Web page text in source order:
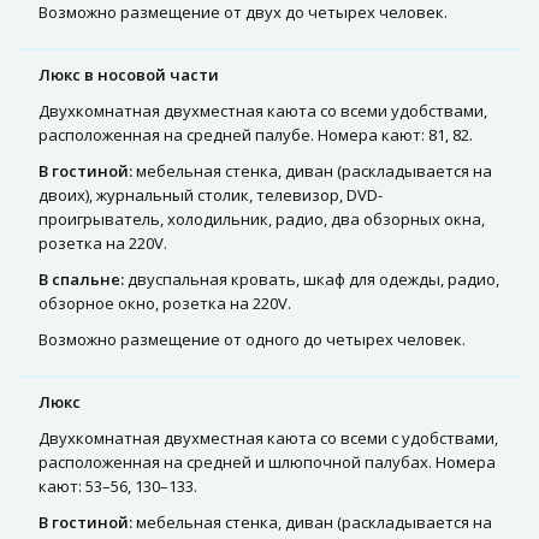
Возможно размещение от двух до четырех человек.
Люкс в носовой части
Двухкомнатная двухместная каюта со всеми удобствами,
расположенная на средней палубе. Номера кают: 81, 82.
В гостиной:мебельная стенка, диван (раскладывается на
двоих), журнальный столик, телевизор, DVD-
проигрыватель, холодильник, радио, два обзорных окна,
розетка на 220V.
В спальне:двуспальная кровать, шкаф для одежды, радио,
обзорное окно, розетка на 220V.
Возможно размещение от одного до четырех человек.
Люкс
Двухкомнатная двухместная каюта со всеми с удобствами,
расположенная на средней и шлюпочной палубах. Номера
кают: 53–56, 130–133.
В гостиной:мебельная стенка, диван (раскладывается на